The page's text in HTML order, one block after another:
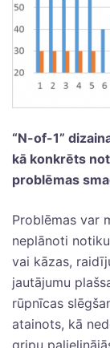
“N-of-1”
kā konkrēts
problēmas
Problēmas var
neplānoti
vai kāzas,
jautājumu
rūpnīcas
atainots, kā